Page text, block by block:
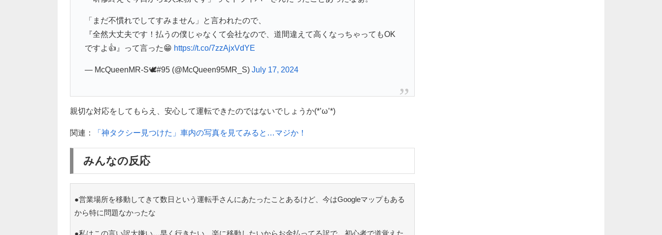
「まだ不慣れでしてすみません」と言われたので、
『全然大丈夫です！払うの僕じゃなくて会社なので、道間違えて高くなっちゃってもOK
ですよ👍』って言った😁 https://t.co/7zzAjxVdYE
— McQueenMR-S🕊#95 (@McQueen95MR_S) July 17, 2024
親切な対応をしてもらえ、安心して運転できたのではないでしょうか(*’ω’*)
関連： 「神タクシー見つけた」車内の写真を見てみると…マジか！
みんなの反応
●営業場所を移動してきて数日という運転手さんにあたったことあるけど、今はGoogleマップもある
から特に問題なかったな